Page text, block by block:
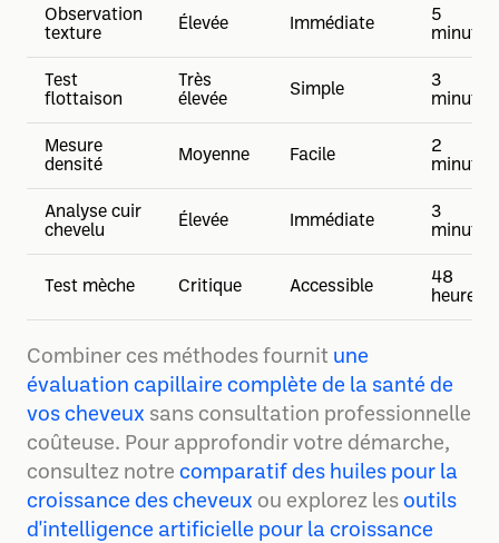
Observation
texture
Élevée Immédiate
5
minutes
Test
flottaison
Très
élevée
Simple
3
minutes
Mesure
densité
Moyenne Facile
2
minutes
Analyse cuir
chevelu
Élevée Immédiate
3
minutes
Test mèche Critique Accessible
48
heures
Combiner ces méthodes fournit une
évaluation capillaire complète de la santé de
vos cheveux sans consultation professionnelle
coûteuse. Pour approfondir votre démarche,
consultez notre comparatif des huiles pour la
croissance des cheveux ou explorez les outils
d'intelligence artificielle pour la croissance